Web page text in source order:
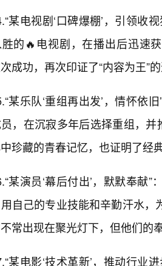
某电视剧‘口碑爆棚’，引领收
的🔥电视剧，在播出后迅速
成功，再次印证了“内容为王”
某乐队‘重组再出发’，情怀依
，在沉寂多年后选择重组，
珍藏的青春记忆，也证明了经
某演员‘幕后付出’，默默奉献
自己的专业技能和辛勤汗水
常出现在聚光灯下，但他们的
某电影‘技术革新’，推动行业